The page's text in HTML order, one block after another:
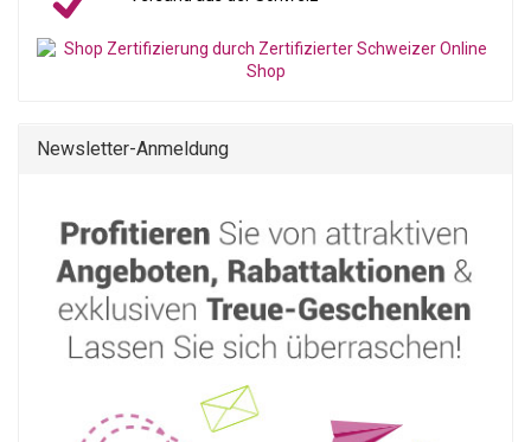
Newsletter-Anmeldung